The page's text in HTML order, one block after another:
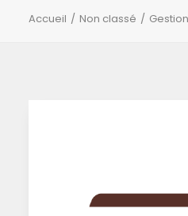
Accueil Non classé